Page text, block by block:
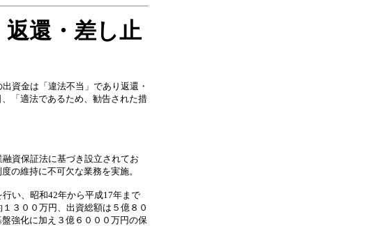
還・差し止
資金は「違法不当」であり返還・
「適法であるため、勧告された措
資保証法に基づき設立されてお
の維持に不可欠な業務を実施。
い、昭和42年から平成17年まで
３００万円、出資総額は５億８０
強化に加え３億６０００万円の保